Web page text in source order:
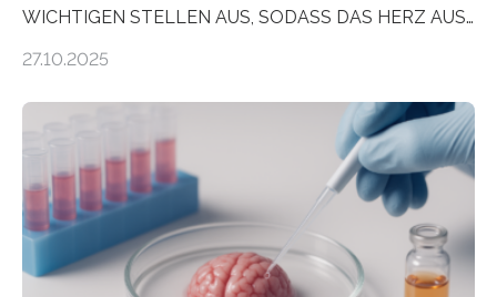
WICHTIGEN STELLEN AUS, SODASS DAS HERZ AUS
aus dem Deutschen Zentrum für Herzinsuffizienz
im Journal Circulation, warum der Energietransport bei
der Hypertrophen Kardiomyopathie (HCM) versagen
kann und wie sich durch eine Verringerung der
Herzbelastung und des oxidativen Stresses
Rhythmusstörungen reduzieren lassen. Würzburg. Die
hypertrophe Kardiomyopathie (HCM) ist die häufigste
erblich bedingte Herzerkrankung. Sie führt dazu, dass
27.10.2025